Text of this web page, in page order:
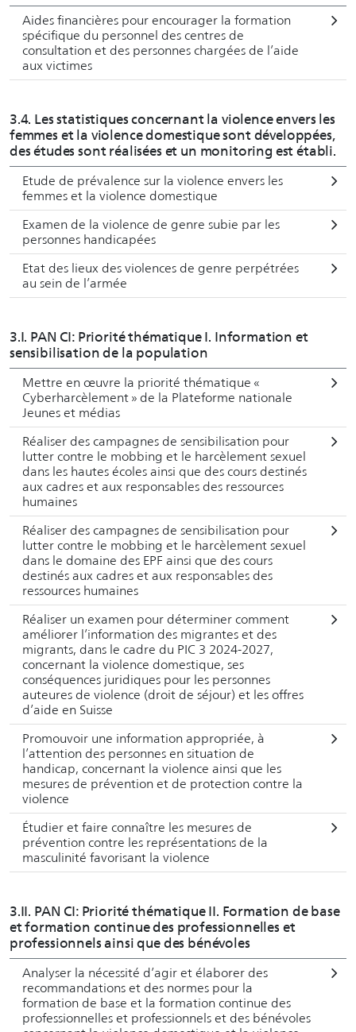
Aides financières pour encourager la formation
spécifique du personnel des centres de
consultation et des personnes chargées de l’aide
aux victimes
3.4. Les statistiques concernant la violence envers les
femmes et la violence domestique sont développées,
des études sont réalisées et un monitoring est établi.
Etude de prévalence sur la violence envers les
femmes et la violence domestique
Examen de la violence de genre subie par les
personnes handicapées
Etat des lieux des violences de genre perpétrées
au sein de l’armée
3.I. PAN CI: Priorité thématique I. Information et
sensibilisation de la population
Mettre en œuvre la priorité thématique «
Cyberharcèlement » de la Plateforme nationale
Jeunes et médias
Réaliser des campagnes de sensibilisation pour
lutter contre le mobbing et le harcèlement sexuel
dans les hautes écoles ainsi que des cours destinés
aux cadres et aux responsables des ressources
humaines
Réaliser des campagnes de sensibilisation pour
lutter contre le mobbing et le harcèlement sexuel
dans le domaine des EPF ainsi que des cours
destinés aux cadres et aux responsables des
ressources humaines
Réaliser un examen pour déterminer comment
améliorer l’information des migrantes et des
migrants, dans le cadre du PIC 3 2024-2027,
concernant la violence domestique, ses
conséquences juridiques pour les personnes
auteures de violence (droit de séjour) et les offres
d’aide en Suisse
Promouvoir une information appropriée, à
l’attention des personnes en situation de
handicap, concernant la violence ainsi que les
mesures de prévention et de protection contre la
violence
Étudier et faire connaître les mesures de
prévention contre les représentations de la
masculinité favorisant la violence
3.II. PAN CI: Priorité thématique II. Formation de base
et formation continue des professionnelles et
professionnels ainsi que des bénévoles
Analyser la nécessité d’agir et élaborer des
recommandations et des normes pour la
formation de base et la formation continue des
professionnelles et professionnels et des bénévoles